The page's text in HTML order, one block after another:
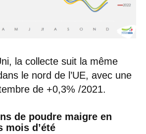
la collecte suit la même
le nord de l’UE, avec une
de +0,3% /2021.
de poudre maigre en
mois d’été